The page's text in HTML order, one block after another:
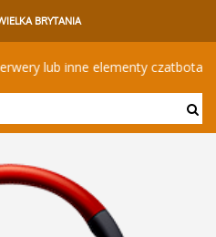
BRYTANIA
inne elementy czatbota